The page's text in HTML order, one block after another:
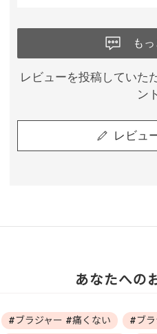
も
レビューを投稿していた
ン
レビュ
あなたへの
#ブラジャー #痛くない
#ブ